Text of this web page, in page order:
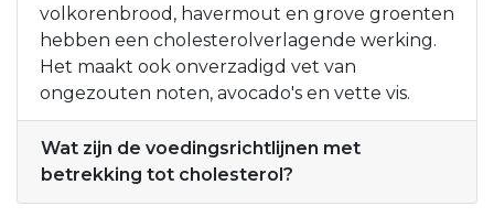
volkorenbrood, havermout en grove groenten
hebben een cholesterolverlagende werking.
Het maakt ook onverzadigd vet van
ongezouten noten, avocado's en vette vis.
Wat zijn de voedingsrichtlijnen met
betrekking tot cholesterol?